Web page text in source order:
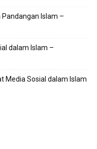
Islam –
dalam Islam –
Media Sosial dalam Islam